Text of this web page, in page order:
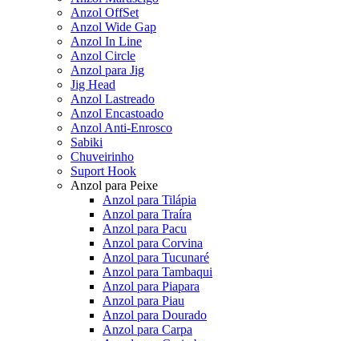
Anzol OffSet
Anzol Wide Gap
Anzol In Line
Anzol Circle
Anzol para Jig
Jig Head
Anzol Lastreado
Anzol Encastoado
Anzol Anti-Enrosco
Sabiki
Chuveirinho
Suport Hook
Anzol para Peixe
Anzol para Tilápia
Anzol para Traíra
Anzol para Pacu
Anzol para Corvina
Anzol para Tucunaré
Anzol para Tambaqui
Anzol para Piapara
Anzol para Piau
Anzol para Dourado
Anzol para Carpa